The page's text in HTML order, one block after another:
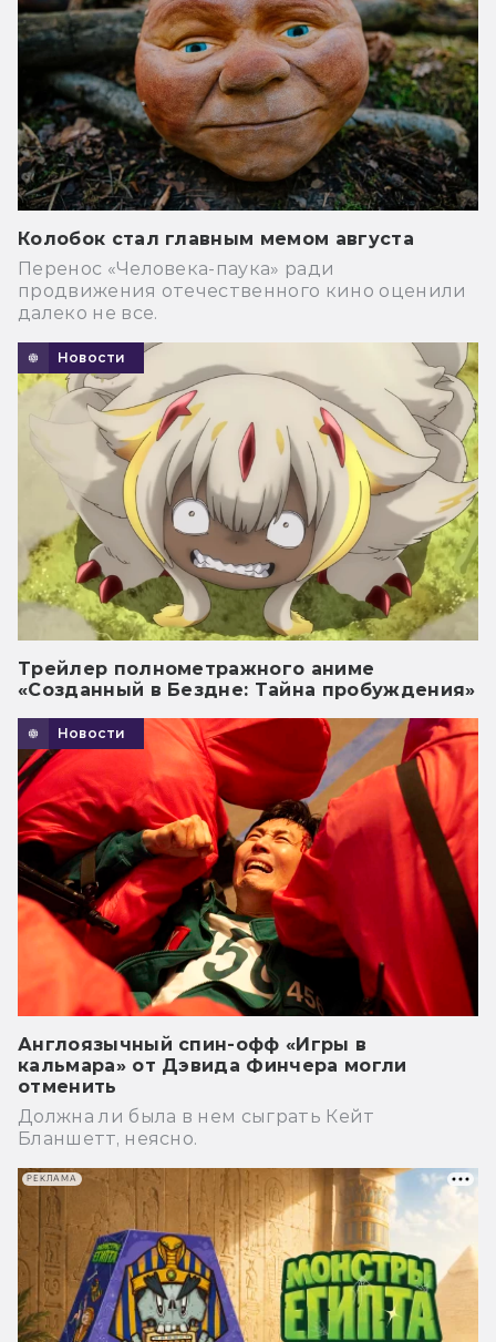
Колобок стал главным мемом августа
Перенос «Человека-паука» ради
продвижения отечественного кино оценили
далеко не все.
Новости
Трейлер полнометражного аниме
«Созданный в Бездне: Тайна пробуждения»
Новости
Англоязычный спин-офф «Игры в
кальмара» от Дэвида Финчера могли
отменить
Должна ли была в нем сыграть Кейт
Бланшетт, неясно.
РЕКЛАМА